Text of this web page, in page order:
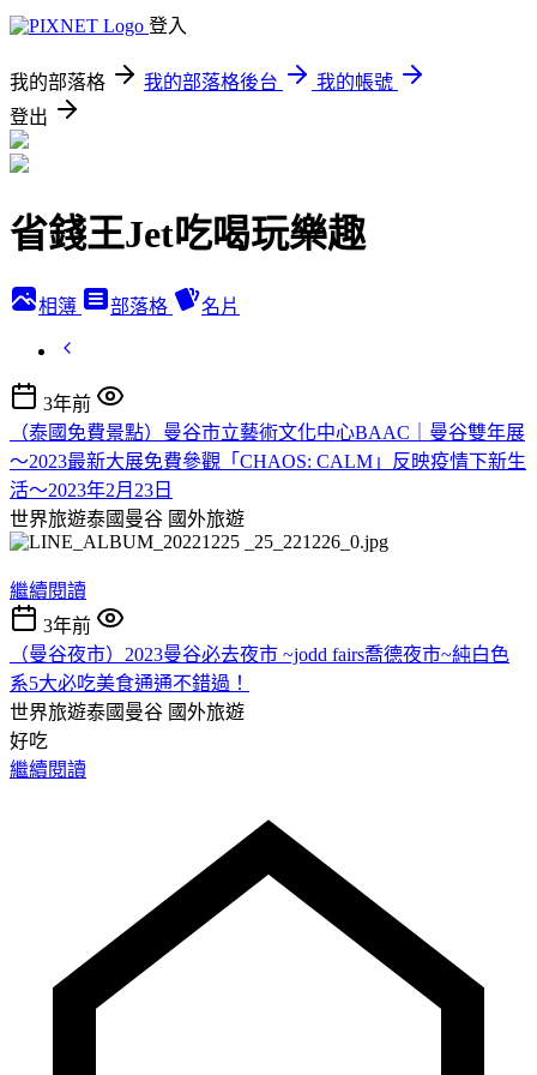
登入
我的部落格 我的部落格後台
我的帳號
登出
省錢王Jet吃喝玩樂趣
相簿 部落格 名片
3年前
（泰國免費景點）曼谷市立藝術文化中心BAAC｜曼谷雙年展
～2023最新大展免費參觀「CHAOS: CALM」反映疫情下新生
活～2023年2月23日
世界旅遊泰國曼谷 國外旅遊
繼續閱讀
3年前
（曼谷夜市）2023曼谷必去夜市 ~jodd fairs喬德夜市~純白色
系5大必吃美食通通不錯過！
世界旅遊泰國曼谷 國外旅遊
好吃
繼續閱讀